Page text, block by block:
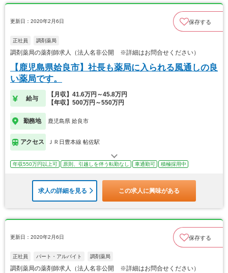
更新日：2020年2月6日 保存する
正社員 調剤薬局
調剤薬局の薬剤師求人（法人名非公開 ※詳細はお問合せください）
【鹿児島県姶良市】社長も薬局に入られる風通しの良
い薬局です。
給与
【月収】41.6万円～45.8万円
【年収】500万円～550万円
勤務地 鹿児島県 姶良市
アクセス ＪＲ日豊本線 帖佐駅
年収550万円以上可 原則、引越しを伴う転勤なし 車通勤可 積極採用中
求人の詳細を見る この求人に興味がある
更新日：2020年2月6日 保存する
正社員 パート・アルバイト 調剤薬局
調剤薬局の薬剤師求人（法人名非公開 ※詳細はお問合せください）